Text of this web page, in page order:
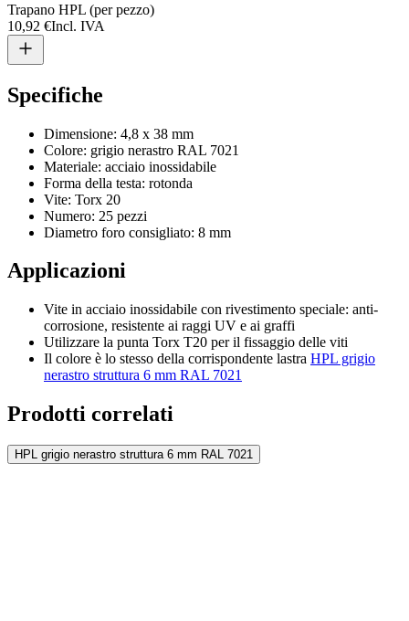
Trapano HPL (per pezzo)
10,92 €Incl. IVA
Specifiche
Dimensione: 4,8 x 38 mm
Colore: grigio nerastro RAL 7021
Materiale: acciaio inossidabile
Forma della testa: rotonda
Vite: Torx 20
Numero: 25 pezzi
Diametro foro consigliato: 8 mm
Applicazioni
Vite in acciaio inossidabile con rivestimento speciale: anti-
corrosione, resistente ai raggi UV e ai graffi
Utilizzare la punta Torx T20 per il fissaggio delle viti
Il colore è lo stesso della corrispondente lastra HPL grigio
nerastro struttura 6 mm RAL 7021
Prodotti correlati
HPL grigio nerastro struttura 6 mm RAL 7021